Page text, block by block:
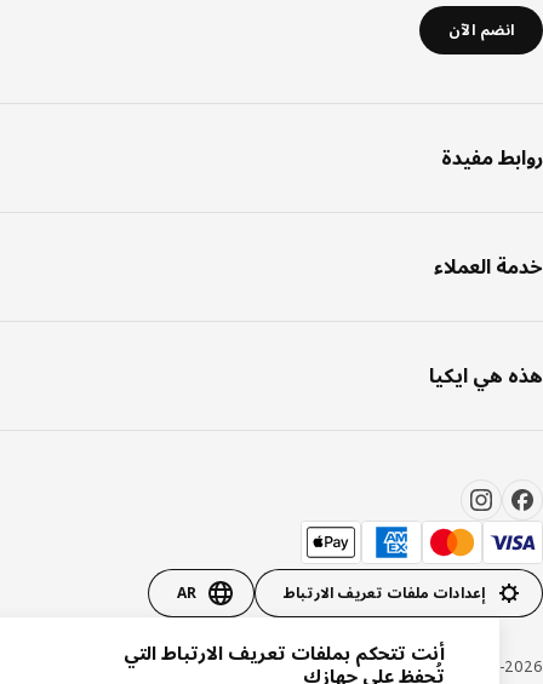
انضم الآن
مفيدة
العملاء
هي ايكيا
إعدادات ملفات تعريف الارتباط AR
Inter IKEA Systems B.V. 1999-
أنت تتحكم بملفات تعريف الارتباط التي
تُحفظ على جهازك